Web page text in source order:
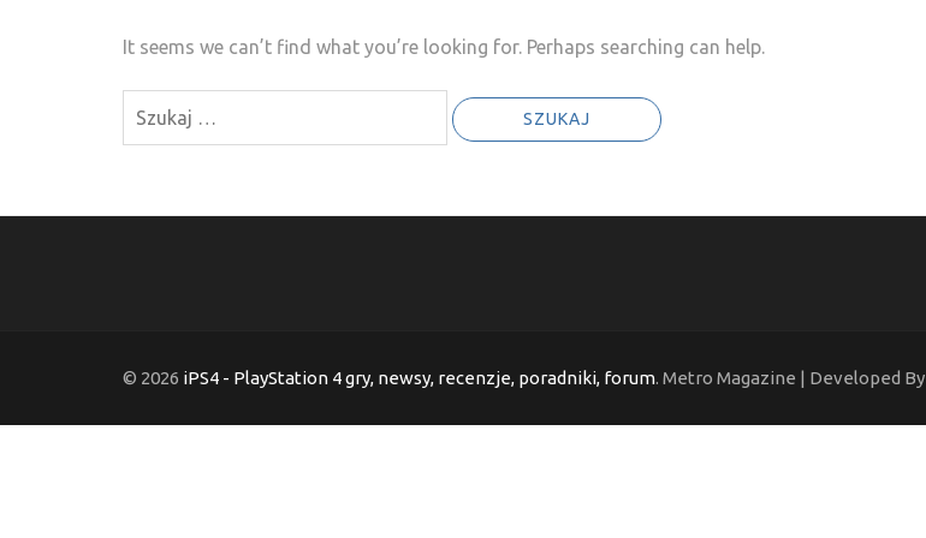
It seems we can’t find what you’re looking for. Perhaps searching can help.
© 2026 iPS4 - PlayStation 4 gry, newsy, recenzje, poradniki, forum. Metro Magazine | Developed By